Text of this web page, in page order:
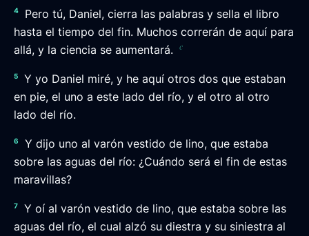
4
Pero tú, Daniel, cierra las palabras y sella el libro
hasta el tiempo del fin. Muchos correrán de aquí para
allá, y la ciencia se aumentará.
c
5
Y yo Daniel miré, y he aquí otros dos que estaban
en pie, el uno a este lado del río, y el otro al otro
lado del río.
6
Y dijo uno al varón vestido de lino, que estaba
sobre las aguas del río: ¿Cuándo será el fin de estas
maravillas?
7
Y oí al varón vestido de lino, que estaba sobre las
aguas del río, el cual alzó su diestra y su siniestra al